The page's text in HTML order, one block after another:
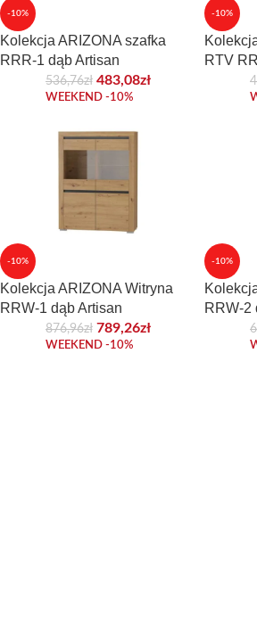
-10%
Kolekcja ARIZONA szafka
RRR-1 dąb Artisan
536,76zł 483,08zł
WEEKEND -10%
-10%
RTV
-10%
Kolekcja ARIZONA Witryna
RRW-1 dąb Artisan
876,96zł 789,26zł
WEEKEND -10%
-10%
RRW-2